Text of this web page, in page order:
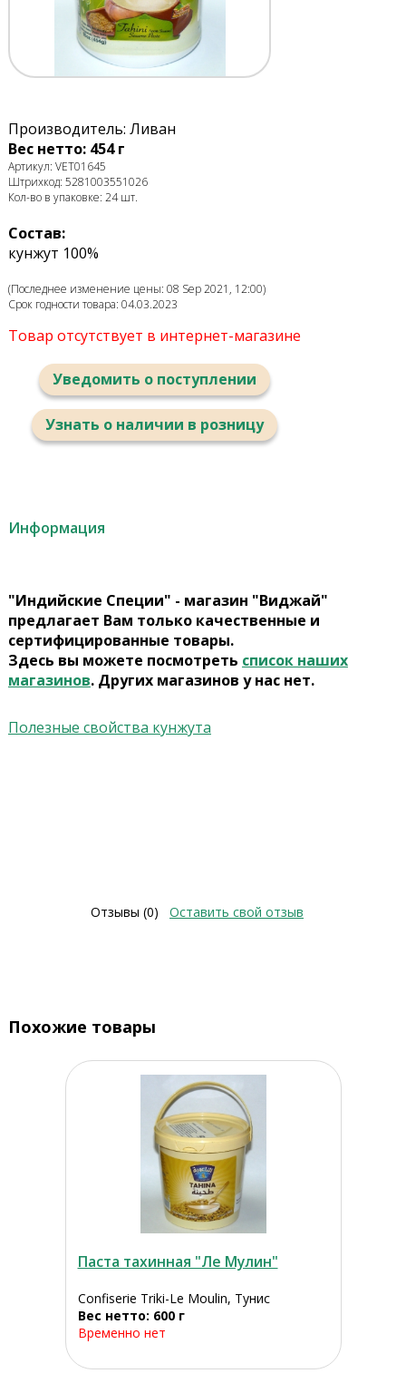
Производитель: Ливан
Вес нетто: 454 г
Артикул: VET01645
Штрихкод: 5281003551026
Кол-во в упаковке: 24 шт.
Состав:
кунжут 100%
(Последнее изменение цены: 08 Sep 2021, 12:00)
Срок годности товара: 04.03.2023
Товар отсутствует в интернет-магазине
Уведомить о поступлении
Узнать о наличии в розницу
Информация
"Индийские Специи" - магазин "Виджай"
предлагает Вам только качественные и
сертифицированные товары.
Здесь вы можете посмотреть список наших
магазинов. Других магазинов у нас нет.
Полезные свойства кунжута
Отзывы (0) Оставить свой отзыв
Похожие товары
Паста тахинная "Ле Мулин"
Confiserie Triki-Le Moulin, Тунис
Вес нетто: 600 г
Временно нет